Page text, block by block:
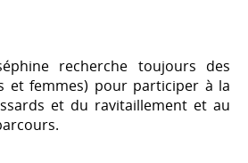
recherche toujours des
et femmes) pour participer à la
et du ravitaillement et au